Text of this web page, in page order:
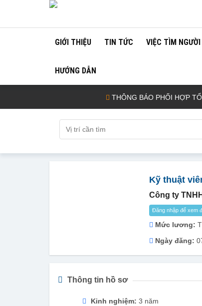
GIỚI THIỆU TIN TỨC VIỆC TÌM NGƯỜI
HƯỚNG DẪN
THÔNG BÁO PHỐI HỢP TỔ
Kỹ thuật
Công ty
Đăng nhập để xem
Mức lương:
Ngày đăng:
Thông tin hồ sơ
Kinh nghiệm: 3 năm